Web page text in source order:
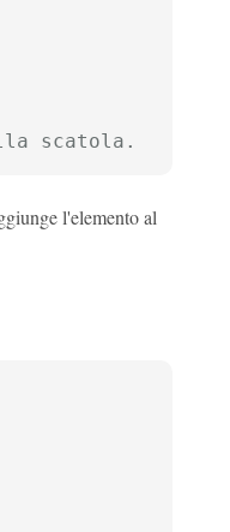
scatola.
l'elemento al